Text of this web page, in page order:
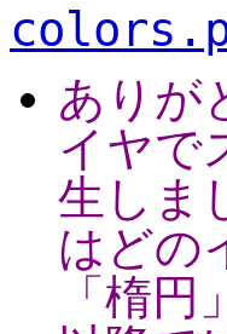
あり
イヤ
生しま
はどの
「楕